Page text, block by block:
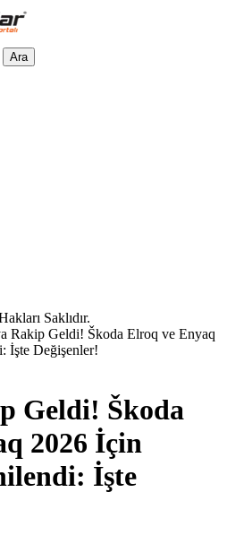
Ara
Saklıdır.
Rakip Geldi! Škoda Elroq ve Enyaq
İşte Değişenler!
Geldi! Škoda
2026 İçin
İşte